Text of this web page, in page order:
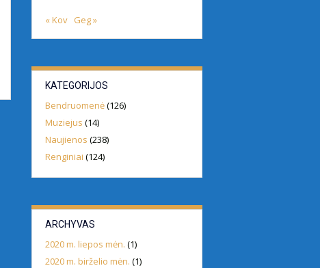
« Kov Geg »
KATEGORIJOS
Bendruomenė(126)
Muziejus (14)
Naujienos (238)
Renginiai (124)
ARCHYVAS
2020 m. liepos mėn. (1)
2020 m. birželio mėn. (1)